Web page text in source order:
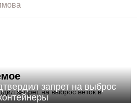
запрет на выброс